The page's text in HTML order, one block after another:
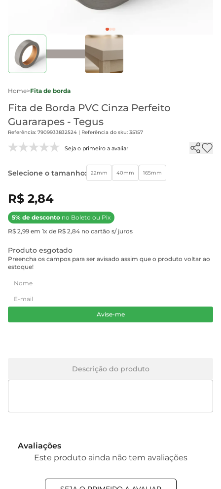
Home>Fita de borda
Fita de Borda PVC Cinza Perfeito
Guararapes - Tegus
Referência: 7909933832524 | Referência do sku: 35157
Seja o primeiro a avaliar
Selecione o tamanho: 22mm 40mm 165mm
R$ 2,84
5% de desconto no Boleto ou Pix
R$ 2,99 em 1x de R$ 2,84 no cartão s/ juros
Produto esgotado
Preencha os campos para ser avisado assim que o produto voltar ao
estoque!
Avise-me
Descrição do produto
Avaliações
Este produto ainda não tem avaliações